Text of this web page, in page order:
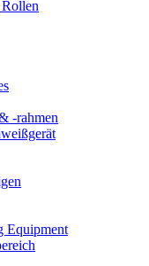
-rahmen
Equipment